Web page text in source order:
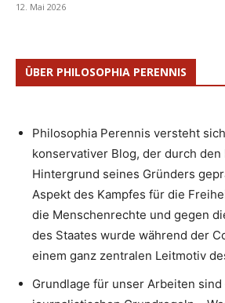
12. Mai 2026
ÜBER PHILOSOPHIA PERENNIS
Philosophia Perennis versteht
konservativer Blog, der durch den
Hintergrund seines Gründers
Aspekt des Kampfes für die
die Menschenrechte und gegen
des Staates wurde während der
einem ganz zentralen Leitmotiv
Grundlage für unser Arbeiten sind